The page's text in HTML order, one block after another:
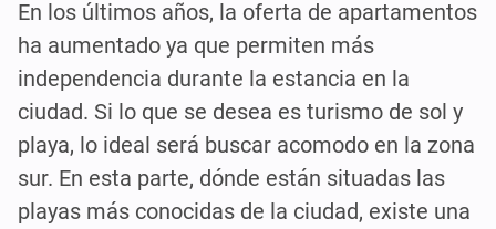
En los últimos años, la oferta de apartamentos
ha aumentado ya que permiten más
independencia durante la estancia en la
ciudad. Si lo que se desea es turismo de sol y
playa, lo ideal será buscar acomodo en la zona
sur. En esta parte, dónde están situadas las
playas más conocidas de la ciudad, existe una